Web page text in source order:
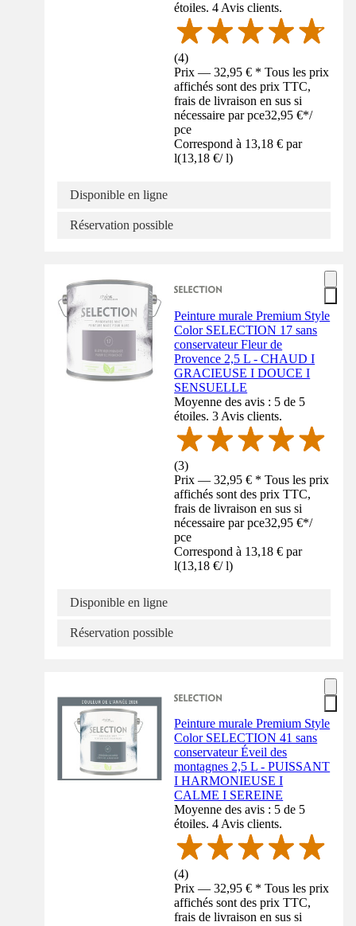
étoiles. 4 Avis clients.
(4)
Prix — 32,95 € * Tous les prix
affichés sont des prix TTC,
frais de livraison en sus si
nécessaire par pce32,95 €*/
pce
Correspond à 13,18 € par
l(13,18 €/ l)
Disponible en ligne
Réservation possible
Peinture murale Premium Style
Color SELECTION 17 sans
conservateur Fleur de
Provence 2,5 L - CHAUD I
GRACIEUSE I DOUCE I
SENSUELLE
Moyenne des avis : 5 de 5
étoiles. 3 Avis clients.
(3)
Prix — 32,95 € * Tous les prix
affichés sont des prix TTC,
frais de livraison en sus si
nécessaire par pce32,95 €*/
pce
Correspond à 13,18 € par
l(13,18 €/ l)
Disponible en ligne
Réservation possible
Peinture murale Premium Style
Color SELECTION 41 sans
conservateur Éveil des
montagnes 2,5 L - PUISSANT
I HARMONIEUSE I
CALME I SEREINE
Moyenne des avis : 5 de 5
étoiles. 4 Avis clients.
(4)
Prix — 32,95 € * Tous les prix
affichés sont des prix TTC,
frais de livraison en sus si